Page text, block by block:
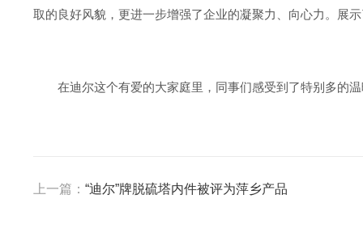
取的良好风貌，更进一步增强了企业的凝聚力、向心力。展
在迪尔这个有爱的大家庭里，同事们感受到了特别多的
上一篇： “迪尔”牌脱硫塔内件被评为萍乡产品